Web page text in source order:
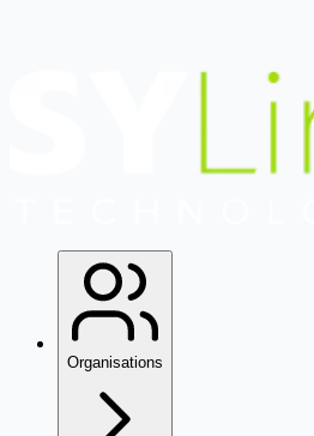
Organisations